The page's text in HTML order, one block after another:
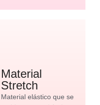
Material
Stretch
Material elástico que se